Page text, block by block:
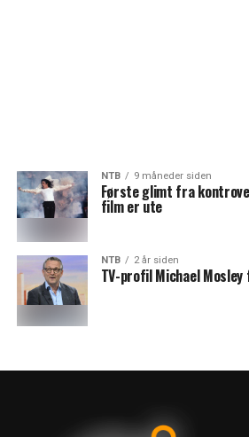
NTB 9 måneder siden
Første glimt fra
film er ute
NTB 2 år siden
TV-profil Michael Mosley